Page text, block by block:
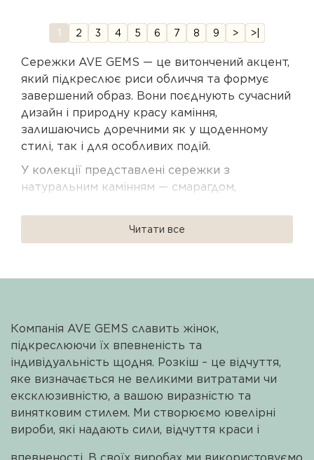
1 2 3 4 5 6 7 8 9 > >|
Сережки AVE GEMS — це витончений акцент,
який підкреслює риси обличчя та формує
завершений образ. Вони поєднують сучасний
дизайн і природну красу каміння,
залишаючись доречними як у щоденному
стилі, так і для особливих подій.
У колекції представлені сережки з
натуральним камінням — смарагдом,
перлами. Всі прикраси виконані зі срібла 925
прикраси з перлами. Вони легко
комбінуються між собою та дозволяють
створювати сучасні образи — від
мінімалістичних до більш виразних.
Сережки AVE GEMS — це прикраси з
характером, які стають особистою деталлю
стилю. Ідеальні для подарунка або для себе,
з фірмовою упаковкою та доставкою по всій
Читати все
Компанія AVE GEMS славить жінок,
підкреслюючи їх впевненість та
індивідуальність щодня. Розкіш – це відчуття,
яке визначається не великими витратами чи
ексклюзивністю, а вашою виразністю та
винятковим стилем. Ми створюємо ювелірні
вироби, які надають сили, відчуття краси і